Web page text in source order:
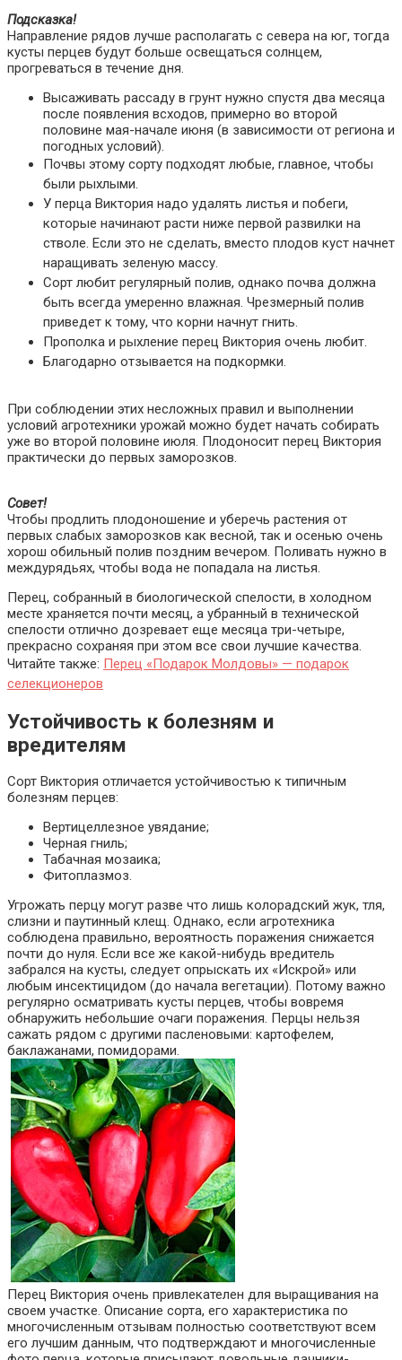
Подсказка!
Направление рядов лучше располагать с севера на юг, тогда
кусты перцев будут больше освещаться солнцем,
прогреваться в течение дня.
Высаживать рассаду в грунт нужно спустя два месяца
после появления всходов, примерно во второй
половине мая-начале июня (в зависимости от региона и
погодных условий).
Почвы этому сорту подходят любые, главное, чтобы
были рыхлыми.
У перца Виктория надо удалять листья и побеги,
которые начинают расти ниже первой развилки на
стволе. Если это не сделать, вместо плодов куст начнет
наращивать зеленую массу.
Сорт любит регулярный полив, однако почва должна
быть всегда умеренно влажная. Чрезмерный полив
приведет к тому, что корни начнут гнить.
Прополка и рыхление перец Виктория очень любит.
Благодарно отзывается на подкормки.
При соблюдении этих несложных правил и выполнении
условий агротехники урожай можно будет начать собирать
уже во второй половине июля. Плодоносит перец Виктория
практически до первых заморозков.
Совет!
Чтобы продлить плодоношение и уберечь растения от
первых слабых заморозков как весной, так и осенью очень
хорош обильный полив поздним вечером. Поливать нужно в
междурядьях, чтобы вода не попадала на листья.
Перец, собранный в биологической спелости, в холодном
месте храняется почти месяц, а убранный в технической
спелости отлично дозревает еще месяца три-четыре,
прекрасно сохраняя при этом все свои лучшие качества.
Читайте также: Перец «Подарок Молдовы» — подарок
селекционеров
Устойчивость к болезням и
вредителям
Сорт Виктория отличается устойчивостью к типичным
болезням перцев:
Вертицеллезное увядание;
Черная гниль;
Табачная мозаика;
Фитоплазмоз.
Угрожать перцу могут разве что лишь колорадский жук, тля,
слизни и паутинный клещ. Однако, если агротехника
соблюдена правильно, вероятность поражения снижается
почти до нуля. Если все же какой-нибудь вредитель
забрался на кусты, следует опрыскать их «Искрой» или
любым инсектицидом (до начала вегетации). Потому важно
регулярно осматривать кусты перцев, чтобы вовремя
обнаружить небольшие очаги поражения. Перцы нельзя
сажать рядом с другими пасленовыми: картофелем,
баклажанами, помидорами.
Перец Виктория очень привлекателен для выращивания на
своем участке. Описание сорта, его характеристика по
многочисленным отзывам полностью соответствуют всем
его лучшим данным, что подтверждают и многочисленные